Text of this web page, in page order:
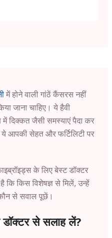
में होने वाली गांठें कैंसरस नहीं
जाना चाहिए। ये हैवी
में दिक्कत जैसी समस्याएं पैदा कर
आपकी सेहत और फर्टिलिटी पर
के लिए बेस्ट डॉक्टर
कि किस विशेषज्ञ से मिलें, उन्हें
से सवाल पूछें।
डॉक्टर से सलाह लें?